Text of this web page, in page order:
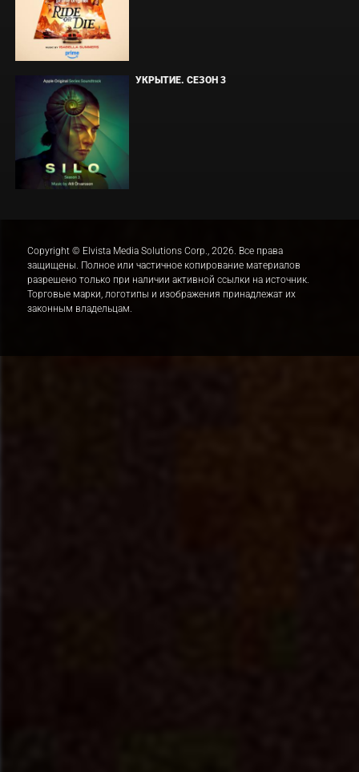
УКРЫТИЕ. СЕЗОН 3
Copyright © Elvista Media Solutions Corp., 2026. Все права
защищены. Полное или частичное копирование материалов
разрешено только при наличии активной ссылки на источник.
Торговые марки, логотипы и изображения принадлежат их
законным владельцам.